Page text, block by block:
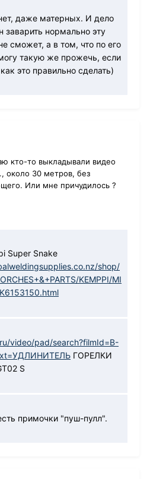
даже матерных. И дело
заварить нормально эту
сможет, а в том, что по его
такую же прожечь, если
это правильно сделать)
кто-то выкладывали видео
около 30 метров, без
Или мне причудилось ?
Super Snake
shop/
KEMPPI/MI
video/pad/search?filmId=B-
ГОРЕЛКИ
S
примочки "пуш-пулл".